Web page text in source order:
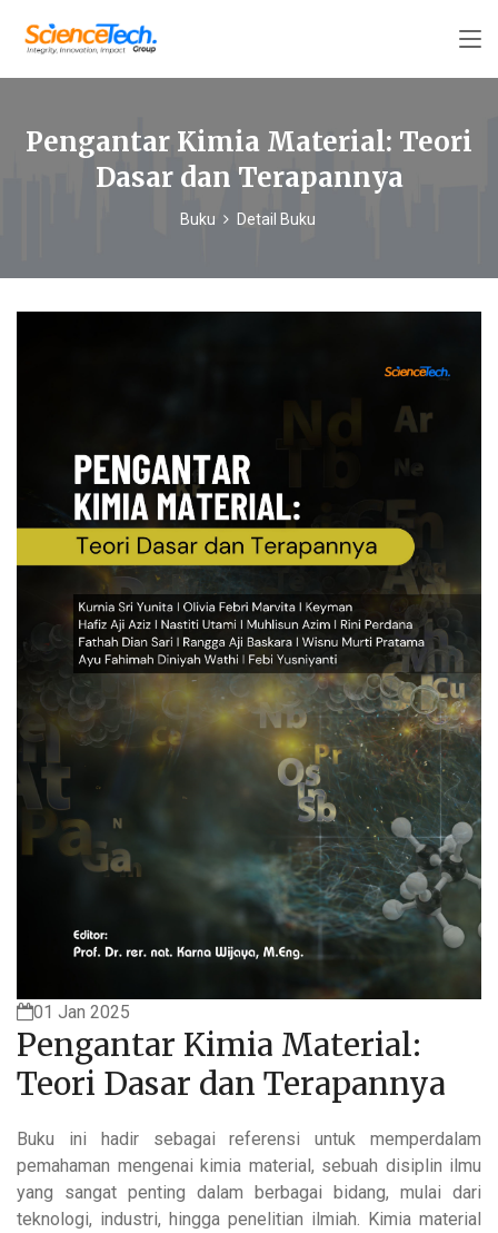
Pengantar Kimia Material: Teori
Dasar dan Terapannya
Buku Detail Buku
01 Jan 2025
Pengantar Kimia Material:
Teori Dasar dan Terapannya
Buku ini hadir sebagai referensi untuk memperdalam
pemahaman mengenai kimia material, sebuah disiplin ilmu
yang sangat penting dalam berbagai bidang, mulai dari
teknologi, industri, hingga penelitian ilmiah. Kimia material